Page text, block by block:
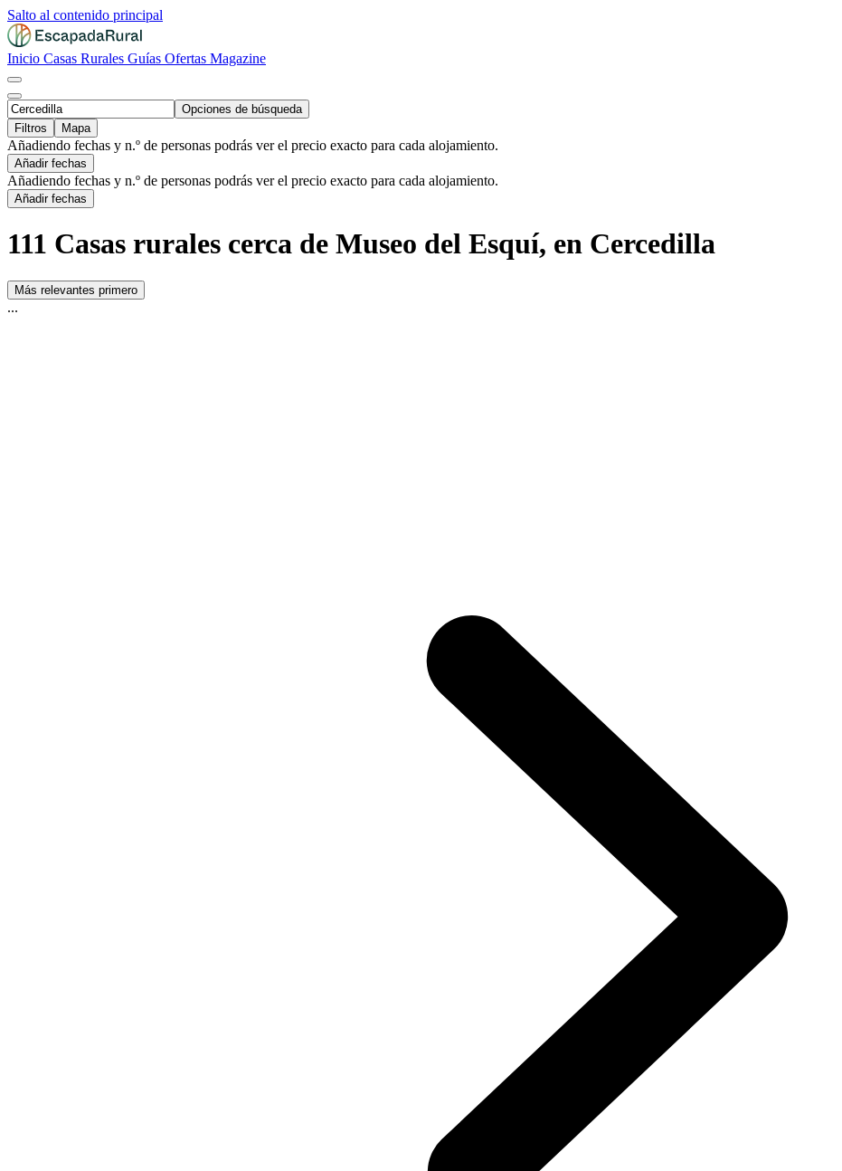
Salto al contenido principal
Inicio Casas Rurales Guías Ofertas Magazine
Opciones de búsqueda
Filtros
Mapa
Añadiendo fechas y n.º de personas podrás ver el precio exacto para cada alojamiento.
Añadir fechas
Añadiendo fechas y n.º de personas podrás ver el precio exacto para cada alojamiento.
Añadir fechas
111 Casas rurales cerca de Museo del Esquí, en Cercedilla
Más relevantes primero
...